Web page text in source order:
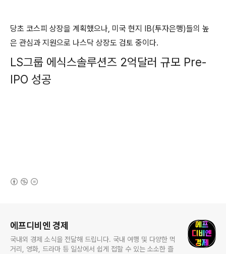
당초 코스피 상장을 계획했으나, 미국 현지 IB(투자은행)들의 높
은 관심과 지원으로 나스닥 상장도 검토 중이다.
LS그룹 에식스솔루션즈 2억달러 규모 Pre-
IPO 성공
에프디비엔 경제
국내외 경제 소식을 전달해 드립니다. 국내 여행 및 다양한 먹
거리, 영화, 드라마 등 일상에서 쉽게 접할 수 있는 소소한 즐